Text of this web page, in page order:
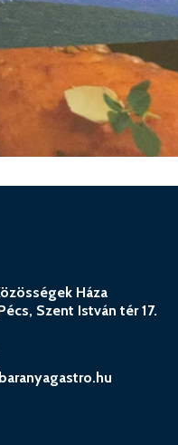
Háza
Szent István tér 17.